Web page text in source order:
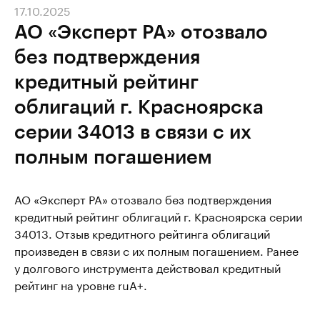
АО «Эксперт РА» отозвало
без подтверждения
кредитный рейтинг
облигаций г. Красноярска
серии 34013 в связи с их
полным погашением
17.10.2025
АО «Эксперт РА» отозвало без подтверждения
кредитный рейтинг облигаций г. Красноярска серии
34013. Отзыв кредитного рейтинга облигаций
произведен в связи с их полным погашением. Ранее
у долгового инструмента действовал кредитный
рейтинг на уровне ruА+.